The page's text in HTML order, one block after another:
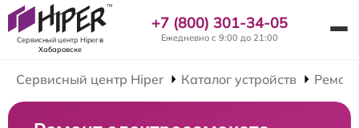
Сервисный центр Hiperв
Хабаровске
+7 (800) 301-34-05
Ежедневно с 9:00 до 21:00
Сервисный центр Hiper Каталог устройств